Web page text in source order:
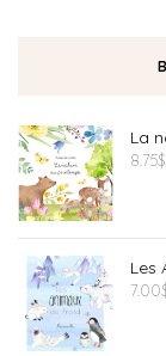
La
8.75$
Les
7.00